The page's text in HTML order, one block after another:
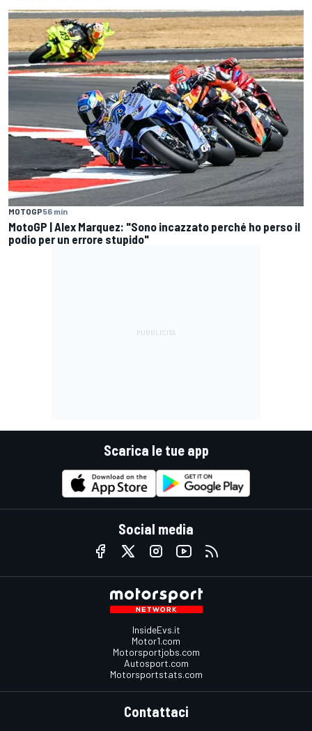
MOTOGP56 min
MotoGP | Alex Marquez: "Sono incazzato perché ho perso il
podio per un errore stupido"
Scarica le tue app
Social media
InsideEvs.it
Motor1.com
Motorsportjobs.com
Autosport.com
Motorsportstats.com
Contattaci